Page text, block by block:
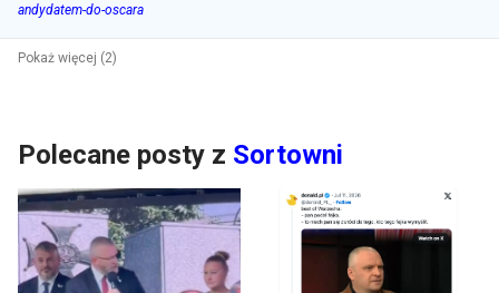
andydatem-do-oscara
Pokaż więcej (2)
Polecane posty z Sortowni